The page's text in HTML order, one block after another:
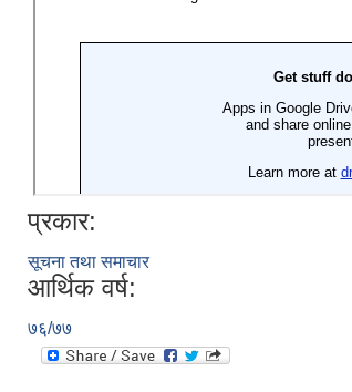
प्रकार:
सूचना तथा समाचार
आर्थिक वर्ष:
७६/७७